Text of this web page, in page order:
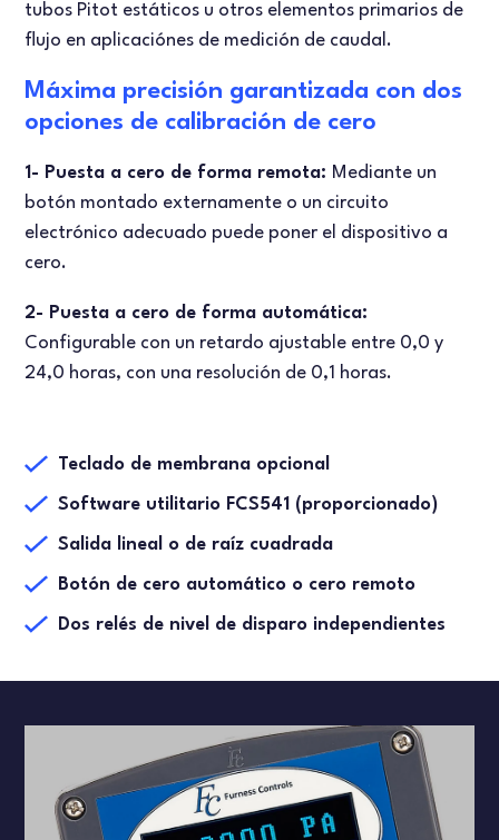
tubos Pitot estáticos u otros elementos primarios de
flujo en aplicaciónes de medición de caudal.
Máxima precisión garantizada con dos
opciones de calibración de cero
1- Puesta a cero de forma remota: Mediante un
botón montado externamente o un circuito
electrónico adecuado puede poner el dispositivo a
cero.
2- Puesta a cero de forma automática:
Configurable con un retardo ajustable entre 0,0 y
24,0 horas, con una resolución de 0,1 horas.
Teclado de membrana opcional
Software utilitario FCS541 (proporcionado)
Salida lineal o de raíz cuadrada
Botón de cero automático o cero remoto
Dos relés de nivel de disparo independientes